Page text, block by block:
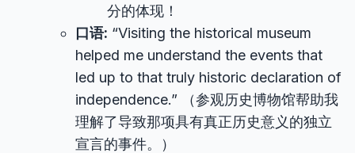
分的体现！
口语: “Visiting the historical museum
helped me understand the events that
led up to that truly historic declaration of
independence.” （参观历史博物馆帮助我
理解了导致那项具有真正历史意义的独立
宣言的事件。）